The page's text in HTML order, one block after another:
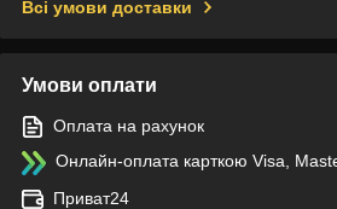
Всі умови доставки
Умови оплати
Оплата на рахунок
Онлайн-оплата карткою Visa,
Приват24